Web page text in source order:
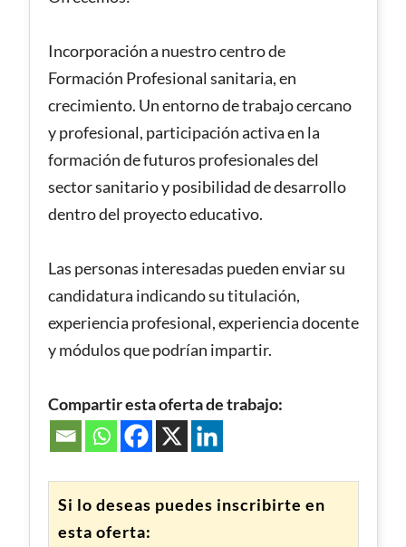
Incorporación a nuestro centro de
Formación Profesional sanitaria, en
crecimiento. Un entorno de trabajo cercano
y profesional, participación activa en la
formación de futuros profesionales del
sector sanitario y posibilidad de desarrollo
dentro del proyecto educativo.
Las personas interesadas pueden enviar su
candidatura indicando su titulación,
experiencia profesional, experiencia docente
y módulos que podrían impartir.
Compartir esta oferta de trabajo:
Si lo deseas puedes inscribirte en
esta oferta: